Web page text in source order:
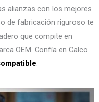
alianzas con los mejores
de fabricación riguroso te
que compite en
OEM. Confía en Calco
.